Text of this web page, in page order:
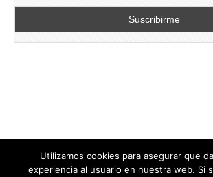
Utilizamos cookies para asegurar que
experiencia al usuario en nuestra web. Si